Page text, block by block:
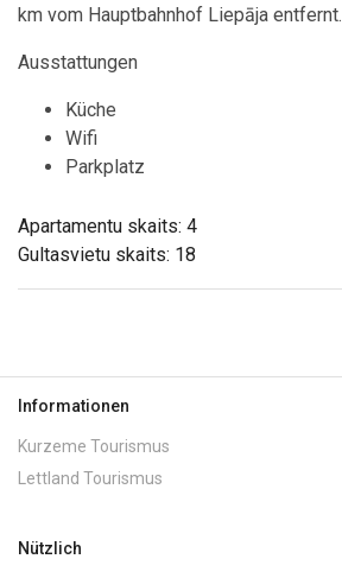
Apartamentu skaits: 4
Gultasvietu skaits: 18
km vom Hauptbahnhof Liepāja entfernt.
Ausstattungen
Küche
Wifi
Parkplatz
Informationen
Kurzeme Tourismus
Lettland Tourismus
Nützlich